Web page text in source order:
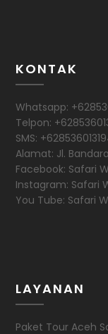
KONTAK
Whatsapp:
Telpon:
SMS:
Alamat: Jl.
Facebook: Safari
Instagram: Safari
You Tube: Safari
LAYANAN
Paket Tour Aceh